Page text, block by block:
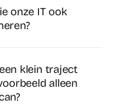
onze IT ook
klein traject
alleen